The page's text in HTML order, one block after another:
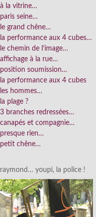
à la vitrine…
paris seine…
le grand chêne…
la performance aux 4 cubes…
le chemin de l’image…
affichage à la rue…
position soumission…
la performance aux 4 cubes
les hommes…
la plage ?
3 branches redressées…
canapés et compagnie…
presque rien…
petit chêne…
raymond… youpi, la police !